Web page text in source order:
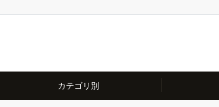
カテゴリ別